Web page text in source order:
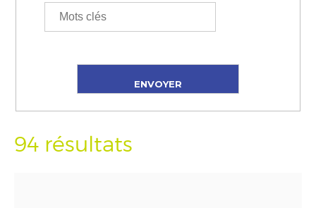
94 résultats